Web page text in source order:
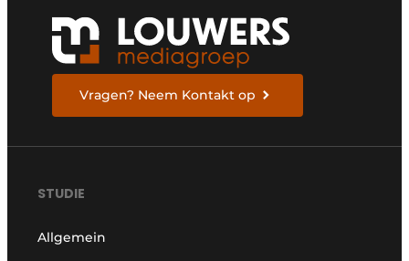
Vragen? Neem Kontakt op
STUDIE
Allgemein